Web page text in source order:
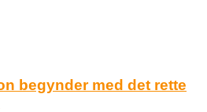
begynder med det rette